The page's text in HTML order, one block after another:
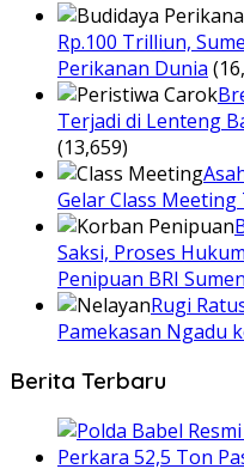
Rp.100 Trilliun,
Perikanan Dunia
Terjadi di Lenteng
(13,659)
Gelar Class
Saksi, Proses
Penipuan BRI
Rugi
Pamekasan Ngadu
Berita Terbaru